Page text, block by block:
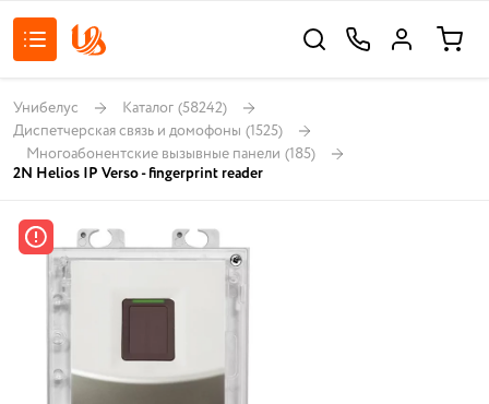
Унибелус Каталог (58242)
Диспетчерская связь и домофоны (1525)
Многоабонентские вызывные панели (185)
2N Helios IP Verso - fingerprint reader